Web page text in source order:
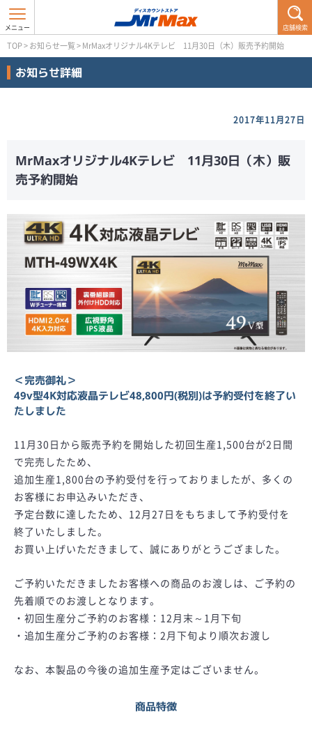
店舗検索
TOP>お知らせ一覧>MrMaxオリジナル4Kテレビ 11月30日（木）販売予約開始
お知らせ詳細
2017年11月27日
MrMaxオリジナル4Kテレビ 11月30日（木）販
売予約開始
＜完売御礼＞
49v型4K対応液晶テレビ48,800円(税別)は予約受付を終了い
たしました
11月30日から販売予約を開始した初回生産1,500台が2日間
で完売したため、
追加生産1,800台の予約受付を行っておりましたが、多くの
お客様にお申込みいただき、
予定台数に達したため、12月27日をもちまして予約受付を
終了いたしました。
お買い上げいただきまして、誠にありがとうござました。
ご予約いただきましたお客様への商品のお渡しは、ご予約の
先着順でのお渡しとなります。
・初回生産分ご予約のお客様：12月末～1月下旬
・追加生産分ご予約のお客様：2月下旬より順次お渡し
なお、本製品の今後の追加生産予定はございません。
商品特徴